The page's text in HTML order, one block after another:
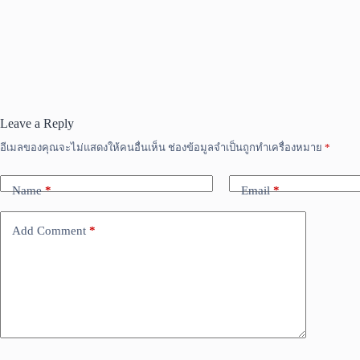
Leave a Reply
อีเมลของคุณจะไม่แสดงให้คนอื่นเห็น ช่องข้อมูลจำเป็นถูกทำเครื่องหมาย *
Name* Email*
Add Comment *